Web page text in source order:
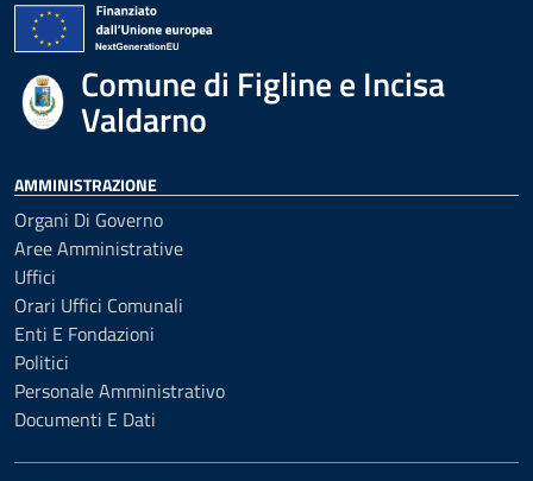
Comune di Figline e Incisa
Valdarno
AMMINISTRAZIONE
Organi Di Governo
Aree Amministrative
Uffici
Orari Uffici Comunali
Enti E Fondazioni
Politici
Personale Amministrativo
Documenti E Dati